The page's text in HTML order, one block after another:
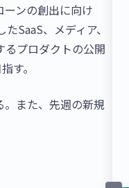
ンの創出に向け
SaaS、メディア、
るプロダクトの公開
す。
また、先週の新規